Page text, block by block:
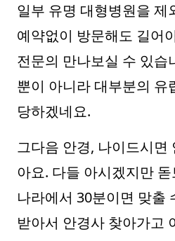
일부 유명 대형병원을 제
예약없이 방문해도 길어
전문의 만나보실 수 있습
뿐이 아니라 대부분의 유
당하겠네요.
그다음 안경, 나이드시면
아요. 다들 아시겠지만
나라에서 30분이면 맞출
받아서 안경사 찾아가고